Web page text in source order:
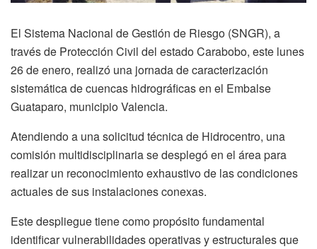
El Sistema Nacional de Gestión de Riesgo (SNGR), a
través de Protección Civil del estado Carabobo, este lunes
26 de enero, realizó una jornada de caracterización
sistemática de cuencas hidrográficas en el Embalse
Guataparo, municipio Valencia.
Atendiendo a una solicitud técnica de Hidrocentro, una
comisión multidisciplinaria se desplegó en el área para
realizar un reconocimiento exhaustivo de las condiciones
actuales de sus instalaciones conexas.
Este despliegue tiene como propósito fundamental
identificar vulnerabilidades operativas y estructurales que